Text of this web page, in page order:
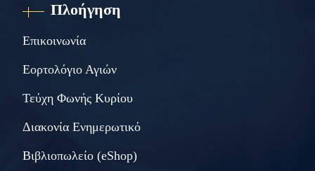
Πλοήγηση
Επικοινωνία
Εορτολόγιο Αγιών
Τεύχη Φωνής Κυρίου
Διακονία Ενημερωτικό
Βιβλιοπωλείο (eShop)